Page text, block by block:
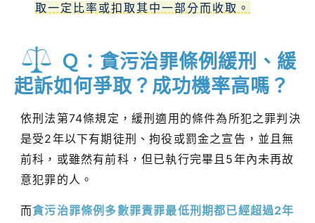
取一定比率或扣取其中一部分而收取。
Ｑ：貪污治罪條例緩刑、緩
起訴如何爭取？成功機率高嗎？
依刑法第74條規定，緩刑適用的條件為所犯之罪判決
是受2年以下有期徒刑、拘役或罰金之宣告，並且無
前科，或雖然有前科，但已執行完畢且5年內未再故
意犯罪的人。
而貪污治罪條例多數罪責罪最低刑期都已經超過2年